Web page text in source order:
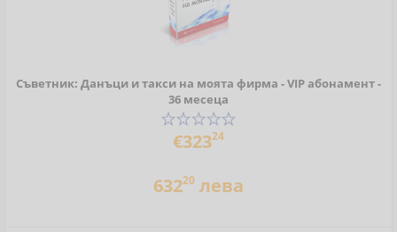
Съветник: Данъци и такси на моята фирма - VIP абонамент -
36 месеца
€32324
63220 лева